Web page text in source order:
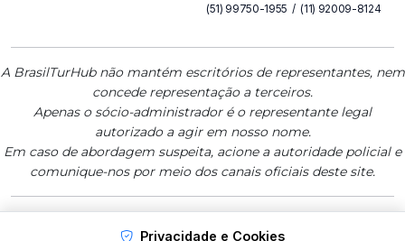
( 5 1 ) 9 9 7 5 0 - 1 9 5 5 / ( 1 1 ) 9 2 0 0 9 - 8 1 2 4
A BrasilTurHub não mantém escritórios de representantes, nem
concede representação a terceiros.
Apenas o sócio-administrador é o representante legal
autorizado a agir em nosso nome.
Em caso de abordagem suspeita, acione a autoridade policial e
comunique-nos por meio dos canais oficiais deste site.
Privacidade e Cookies